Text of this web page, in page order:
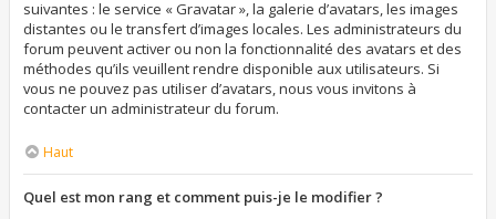
suivantes : le service « Gravatar », la galerie d’avatars, les images
distantes ou le transfert d’images locales. Les administrateurs du
forum peuvent activer ou non la fonctionnalité des avatars et des
méthodes qu’ils veuillent rendre disponible aux utilisateurs. Si
vous ne pouvez pas utiliser d’avatars, nous vous invitons à
contacter un administrateur du forum.
Haut
Quel est mon rang et comment puis-je le modifier ?